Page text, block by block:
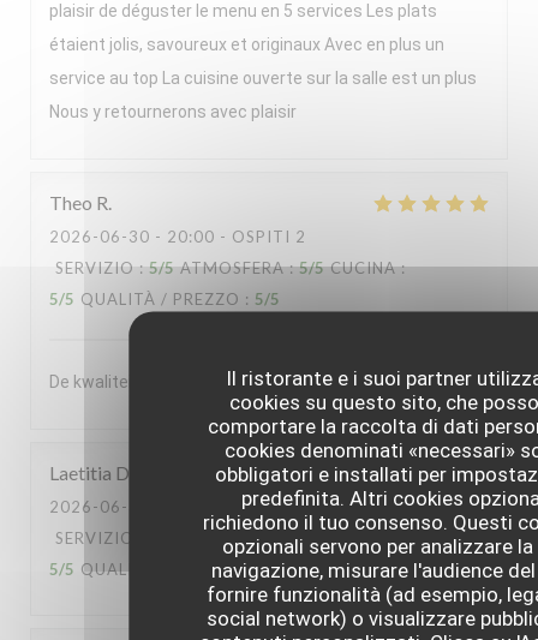
Il ristorante e i suoi partner
cookies su questo sito, che
comportare la raccolta di dati
cookies denominati «necessari»
obbligatori e installati per
predefinita. Altri cookies
richiedono il tuo consenso. Questi
opzionali servono per analizzare
navigazione, misurare l'audience
fornire funzionalità (ad esempio,
social network) o visualizzare
plaisir de déguster le menu en 5 services Les plats
étaient jolis, savoureux et originaux Avec en plus un
service au top La cuisine ouverte sur la salle est un plus
Nous y retournerons avec plaisir
Theo R
2026-06-30 - 20:00 - OSPITI 2
SERVIZIO : 5/5 ATMOSFERA: 5/5 CUCINA:
5/5 QUALITÀ / PREZZO : 5/5
De kwaliteit van het souper was enorm
Laetitia D
2026-06-30
- 13:00 - OSPITI 2
SERVIZIO
ATMOSFERA 5
5/5 QUALITÀ / PREZZO: 5/5